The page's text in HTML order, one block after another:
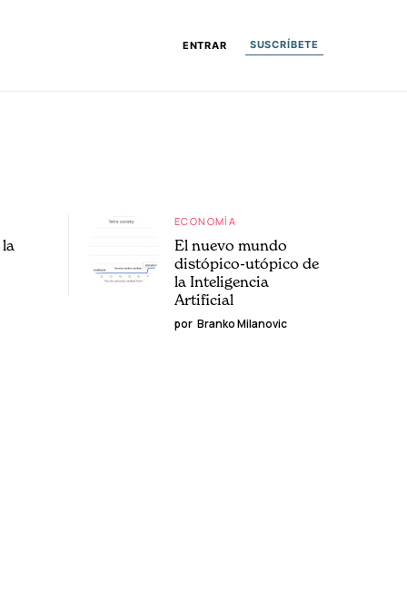
ENTRAR SUSCRÍBETE
ECONOMÍA
El nuevo mundo
distópico-utópico de
la Inteligencia
Artificial
por Branko Milanovic